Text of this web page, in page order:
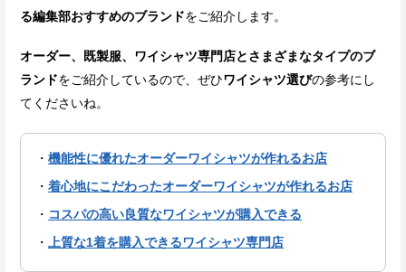
る編集部おすすめのブランドをご紹介します。
オーダー、既製服、ワイシャツ専門店とさまざまなタイプのブ
ランドをご紹介しているので、ぜひワイシャツ選びの参考にし
てくださいね。
機能性に優れたオーダーワイシャツが作れるお店
着心地にこだわったオーダーワイシャツが作れるお店
コスパの高い良質なワイシャツが購入できる
上質な1着を購入できるワイシャツ専門店